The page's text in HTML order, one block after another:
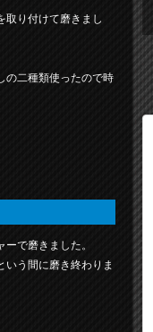
取り付けて磨きまし
の二種類使ったので時
で磨きました。
いう間に磨き終わりま